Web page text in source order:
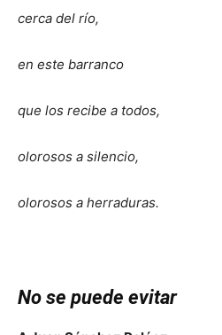
cerca del río,
en este barranco
que los recibe a todos,
olorosos a silencio,
olorosos a herraduras.
No se puede evitar